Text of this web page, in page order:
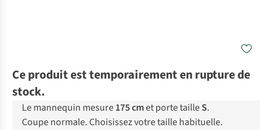
Ce produit est temporairement en rupture de
stock.
Le mannequin mesure175 cmet porte tailleS.
Coupe normale. Choisissez votre taille habituelle.